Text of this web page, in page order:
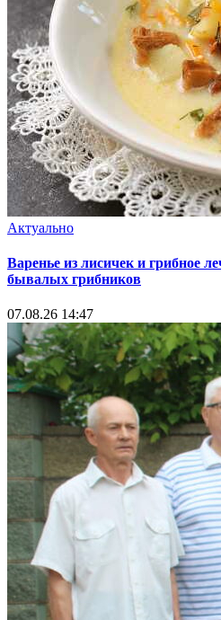
Актуально
Варенье из лисичек и грибное
бывалых грибников
07.08.26 14:47